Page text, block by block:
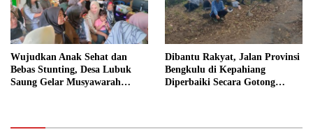
Wujudkan Anak Sehat dan
Bebas Stunting, Desa Lubuk
Saung Gelar Musyawarah
Dibantu Rakyat, Jalan Provinsi
Bengkulu di Kepahiang
Diperbaiki Secara Gotong